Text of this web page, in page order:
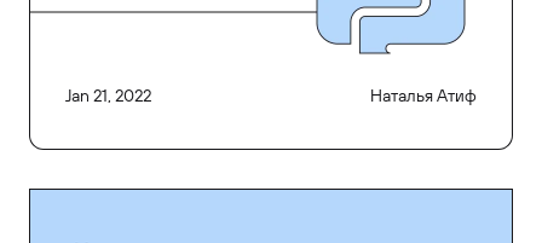
Jan 21, 2022 Наталья Атиф